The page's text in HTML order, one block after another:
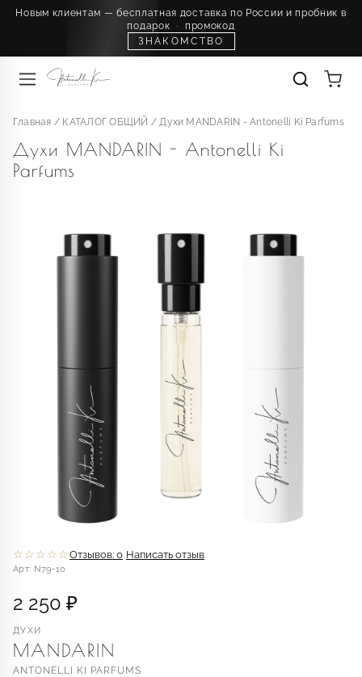
Новым клиентам — бесплатная доставка по России и пробник в
подарок ·
промокод
ЗНАКОМСТВО
Главная / КАТАЛОГ ОБЩИЙ /Духи MANDARIN - Antonelli Ki Parfums
Духи MANDARIN - Antonelli Ki
Parfums
☆☆☆☆☆ Отзывов: 0 Написать отзыв
Арт: N79-10
2 250 ₽
ДУХИ
MANDARIN
ANTONELLI KI PARFUMS